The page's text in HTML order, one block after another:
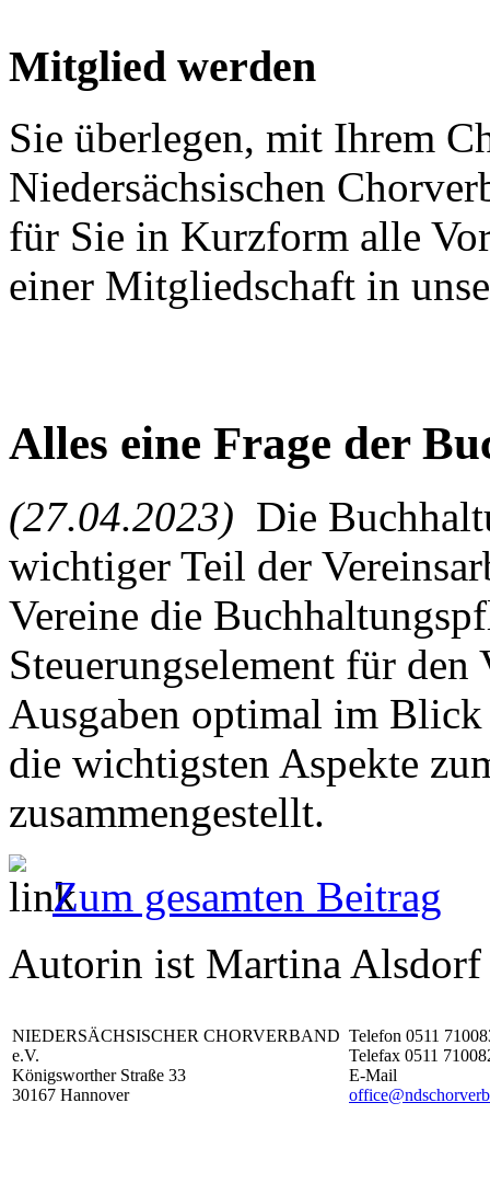
Mitglied werden
Sie überlegen, mit Ihrem
Niedersächsischen
für Sie in Kurzform alle
einer Mitgliedschaft in
Alles eine Frage der
(27.04.2023) Die
wichtiger Teil der
Vereine die
Steuerungselement für
Ausgaben optimal im
die wichtigsten Aspekte
zusammengestellt.
Zum gesamten Beitrag
Autorin ist Martina Alsdorf
NIEDERSÄCHSISCHER CHORVERBAND
e.V.
Königsworther Straße 33
30167 Hannover
Telefon 0511
Telefax 0511
E-Mail